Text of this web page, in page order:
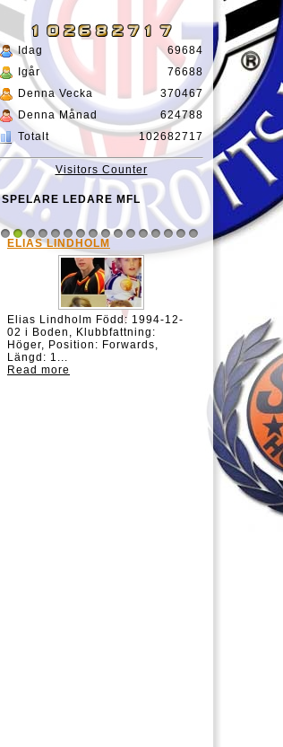
Idag
Igår
Denna Vecka
Denna Månad
Totalt
69684
76688
370467
624788
102682717
Visitors Counter
SPELARE LEDARE MFL
2 3 4 5 6 7 8 9 1516
ELIAS LINDHOLM
Elias Lindholm Född: 1994-12-
02 i Boden, Klubbfattning:
Höger, Position: Forwards,
Längd: 1...
Read more